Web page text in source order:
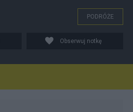
PODRÓŻE
Obserwuj notkę